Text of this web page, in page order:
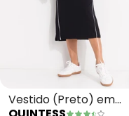
Vestido (Preto) em